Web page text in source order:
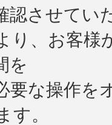
認させてい
り、お客様
を
要な操作を
す。